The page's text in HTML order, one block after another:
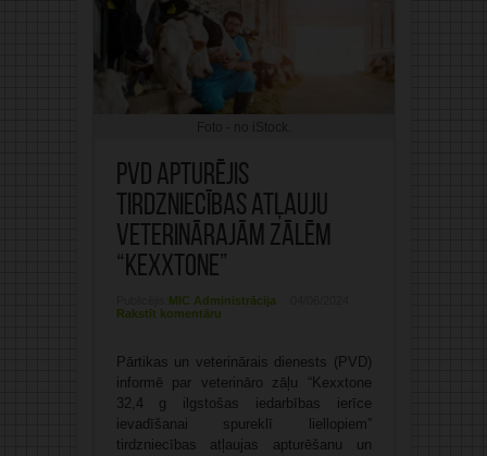
PVD apturējis
tirdzniecības atļauju
veterinārajām zālēm
“Kexxtone”
MIC Administrācija
Rakstīt komentāru
Pārtikas un veterinārais dienests (PVD)
informē par veterināro zāļu “Kexxtone
32,4 g ilgstošas iedarbības ierīce
ievadīšanai spureklī liellopiem”
tirdzniecības atļaujas apturēšanu un